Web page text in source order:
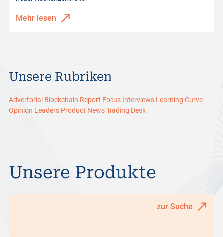
Mehr lesen
Unsere Rubriken
Advertorial Blockchain Report Focus Interviews Learning Curve
Opinion Leaders Product NewsTrading Desk
Unsere Produkte
zur Suche